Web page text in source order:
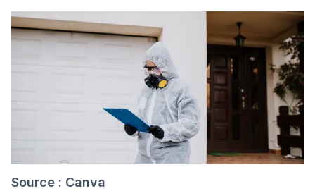
Source : Canva